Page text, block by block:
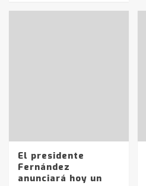
El presidente
Fernández
anunciará hoy un